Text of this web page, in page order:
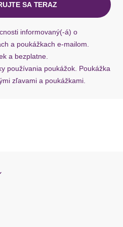
SA TERAZ
informovaný(-á) o
a poukážkach e-mailom.
a bezplatne.
používania poukážok. Poukážka
zľavami a poukážkami.